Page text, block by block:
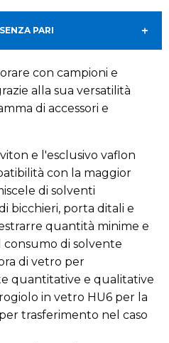
PARI
con campioni e
alla sua versatilità
di accessori e
e l'esclusivo vaflon
con la maggior
di solventi
bicchieri, porta ditali e
quantità minime e
di solvente
di vetro per
quantitative e qualitative
in vetro HU6 per la
trasferimento nel caso